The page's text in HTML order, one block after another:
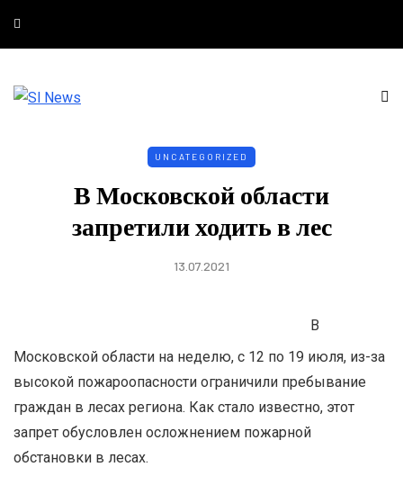
UNCATEGORIZED
В Московской области
запретили ходить в лес
13.07.2021
В
Московской области на неделю, с 12 по 19 июля, из-за
высокой пожароопасности ограничили пребывание
граждан в лесах региона. Как стало известно, этот
запрет обусловлен осложнением пожарной
обстановки в лесах.